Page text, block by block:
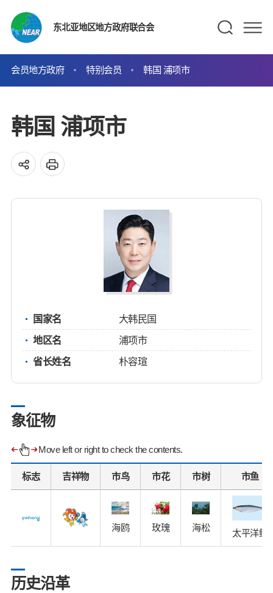
东北亚地区地方政府联合会
会员地方政府 特别会员 韩国 浦项市
韩国 浦项市
国家名
大韩民国
地区名
浦项市
省长姓名
朴容瑄
象征物
Move left or right to check the contents.
标志 吉祥物 市鸟 市花 市树 市鱼
海鸥 玫瑰 海松
太平洋鲱
历史沿革